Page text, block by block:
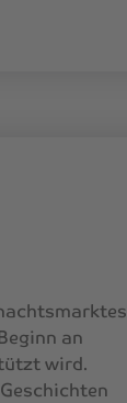
an
wird.